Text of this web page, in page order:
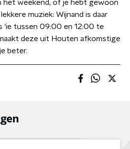
het weekend, of je hebt gewoon
muziek: Wijnand is daar
'ie tussen 09:00 en 12:00 te
deze uit Houten afkomstige
beter.